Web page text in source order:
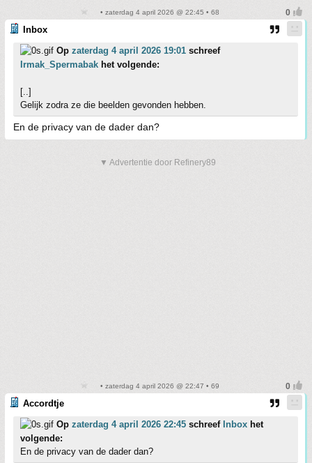
• zaterdag 4 april 2026 @ 22:45 • 68
Inbox
Op zaterdag 4 april 2026 19:01 schreef
Irmak_Spermabak het volgende:
[..]
Gelijk zodra ze die beelden gevonden hebben.
En de privacy van de dader dan?
▼ Advertentie door Refinery89
• zaterdag 4 april 2026 @ 22:47 • 69
Accordtje
Op zaterdag 4 april 2026 22:45 schreef Inbox het
volgende:
En de privacy van de dader dan?